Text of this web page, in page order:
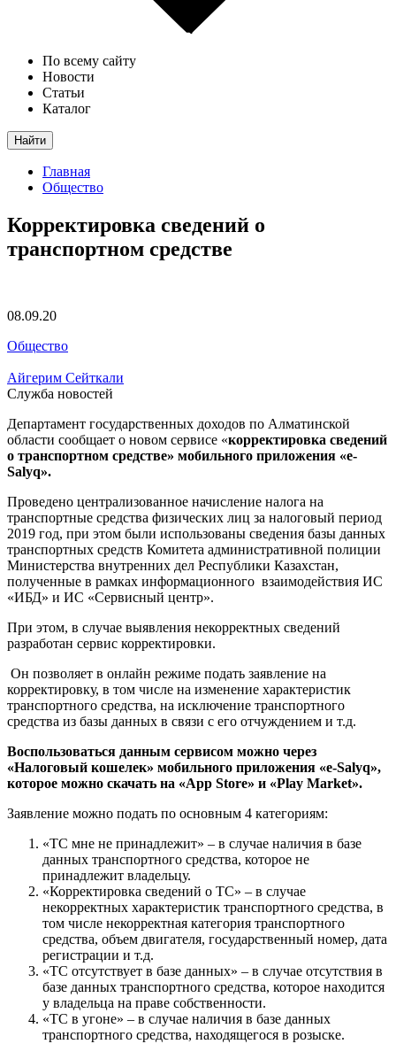
По всему сайту
Новости
Статьи
Каталог
Найти
Главная
Общество
Корректировка сведений о
транспортном средстве
08.09.20
Общество
Айгерим Сейткали
Служба новостей
Департамент государственных доходов по Алматинской
области сообщает о новом сервисе «корректировка сведений
о транспортном средстве» мобильного приложения «e-
Salyq».
Проведено централизованное начисление налога на
транспортные средства физических лиц за налоговый период
2019 год, при этом были использованы сведения базы данных
транспортных средств Комитета административной полиции
Министерства внутренних дел Республики Казахстан,
полученные в рамках информационного взаимодействия ИС
«ИБД» и ИС «Сервисный центр».
При этом, в случае выявления некорректных сведений
разработан сервис корректировки.
Он позволяет в онлайн режиме подать заявление на
корректировку, в том числе на изменение характеристик
транспортного средства, на исключение транспортного
средства из базы данных в связи с его отчуждением и т.д.
Воспользоваться данным сервисом можно через
«Налоговый кошелек» мобильного приложения «e-Salyq»,
которое можно скачать на «App Store» и «Play Market».
Заявление можно подать по основным 4 категориям:
«ТС мне не принадлежит» – в случае наличия в базе
данных транспортного средства, которое не
принадлежит владельцу.
«Корректировка сведений о ТС» – в случае
некорректных характеристик транспортного средства, в
том числе некорректная категория транспортного
средства, объем двигателя, государственный номер, дата
регистрации и т.д.
«ТС отсутствует в базе данных» – в случае отсутствия в
базе данных транспортного средства, которое находится
у владельца на праве собственности.
«ТС в угоне» – в случае наличия в базе данных
транспортного средства, находящегося в розыске.